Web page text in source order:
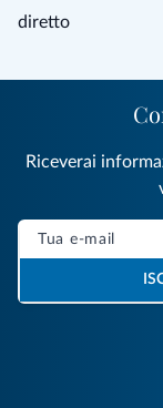
diretto
Riceverai